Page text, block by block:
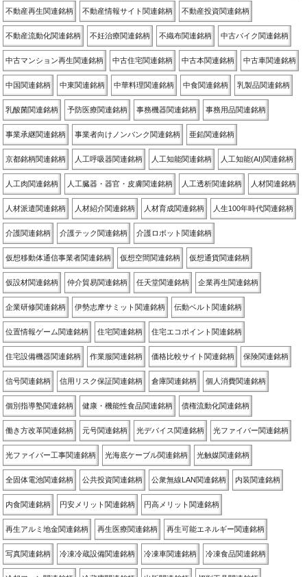
不動産再生関連銘柄 不動産情報サイト関連銘柄 不動産投資関連銘柄
不動産流動化関連銘柄 不妊治療関連銘柄 不織布関連銘柄 中古バイク関連銘柄
中古マンション再生関連銘柄 中古住宅関連銘柄 中古本関連銘柄 中古車関連銘柄
中国関連銘柄 中東関連銘柄 中華料理関連銘柄 中食関連銘柄 乳製品関連銘柄
乳酸菌関連銘柄 予防医療関連銘柄 事務機器関連銘柄 事務用品関連銘柄
事業承継関連銘柄 事業者向けノンバンク関連銘柄 亜鉛関連銘柄
京都銘柄関連銘柄 人工呼吸器関連銘柄 人工知能関連銘柄 人工知能(AI)関連銘柄
人工肉関連銘柄 人工臓器・器官・皮膚関連銘柄 人工透析関連銘柄 人材関連銘柄
人材派遣関連銘柄 人材紹介関連銘柄 人材育成関連銘柄 人生100年時代関連銘柄
介護関連銘柄 介護テック関連銘柄 介護ロボット関連銘柄
仮想移動体通信事業者関連銘柄 仮想空間関連銘柄 仮想通貨関連銘柄
仮設材関連銘柄 仲介貿易関連銘柄 任天堂関連銘柄 企業再生関連銘柄
企業研修関連銘柄 伊勢志摩サミット関連銘柄 伝動ベルト関連銘柄
位置情報ゲーム関連銘柄 住宅関連銘柄 住宅エコポイント関連銘柄
住宅設備機器関連銘柄 作業服関連銘柄 価格比較サイト関連銘柄 保険関連銘柄
信号関連銘柄 信用リスク保証関連銘柄 倉庫関連銘柄 個人消費関連銘柄
個別指導塾関連銘柄 健康・機能性食品関連銘柄 債権流動化関連銘柄
働き方改革関連銘柄 元号関連銘柄 光デバイス関連銘柄 光ファイバー関連銘柄
光ファイバー工事関連銘柄 光海底ケーブル関連銘柄 光触媒関連銘柄
全固体電池関連銘柄 公共投資関連銘柄 公衆無線LAN関連銘柄 内装関連銘柄
内食関連銘柄 円安メリット関連銘柄 円高メリット関連銘柄
再生アルミ地金関連銘柄 再生医療関連銘柄 再生可能エネルギー関連銘柄
写真関連銘柄 冷凍冷蔵設備関連銘柄 冷凍車関連銘柄 冷凍食品関連銘柄